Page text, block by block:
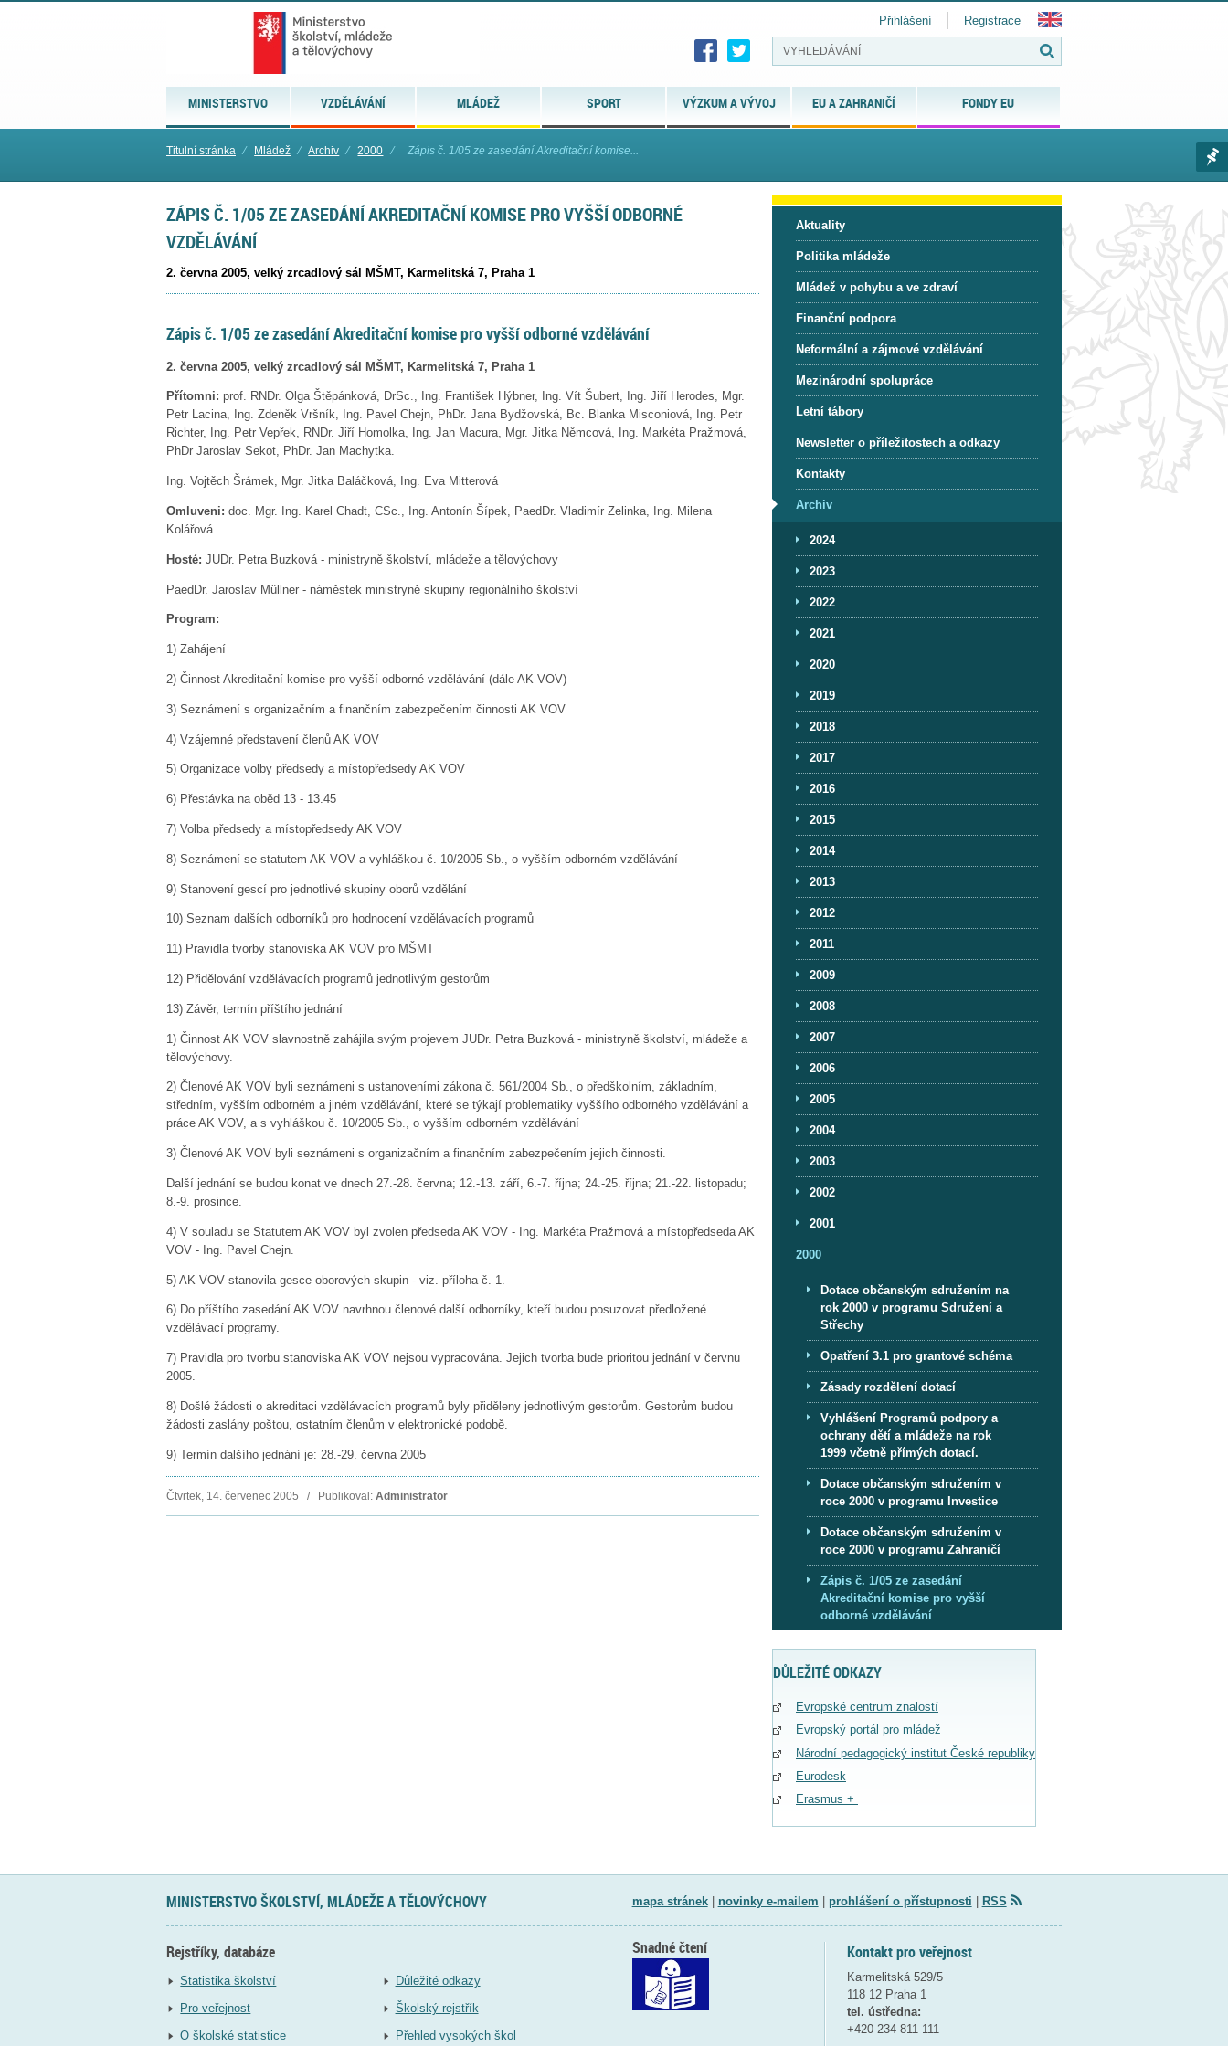
MINISTERSTVO VZDĚLÁVÁNÍ MLÁDEŽ SPORT VÝZKUM A VÝVOJ EU A ZAHRANIČÍ FONDY EU
Přihlášení Registrace
Titulní stránka ⁄ Mládež ⁄ Archiv ⁄ 2000 ⁄ Zápis č. 1/05 ze zasedání Akreditační komise...
ZÁPIS Č. 1/05 ZE ZASEDÁNÍ AKREDITAČNÍ KOMISE PRO VYŠŠÍ ODBORNÉ
VZDĚLÁVÁNÍ
2. června 2005, velký zrcadlový sál MŠMT, Karmelitská 7, Praha 1
Zápis č. 1/05 ze zasedání Akreditační komise pro vyšší odborné vzdělávání
2. června 2005, velký zrcadlový sál MŠMT, Karmelitská 7, Praha 1
Přítomni: prof. RNDr. Olga Štěpánková, DrSc., Ing. František Hýbner, Ing. Vít Šubert, Ing. Jiří Herodes, Mgr.
Petr Lacina,
Ing. Zdeněk Vršník, Ing. Pavel Chejn, PhDr. Jana Bydžovská, Bc. Blanka Misconiová, Ing. Petr
Richter, Ing. Petr Vepřek, RNDr. Jiří Homolka, Ing. Jan Macura, Mgr. Jitka Němcová, Ing. Markéta Pražmová,
PhDr Jaroslav Sekot, PhDr. Jan Machytka.
Ing. Vojtěch Šrámek, Mgr. Jitka Baláčková, Ing. Eva Mitterová
Omluveni: doc. Mgr. Ing. Karel Chadt, CSc., Ing. Antonín Šípek, PaedDr. Vladimír Zelinka, Ing. Milena
Kolářová
Hosté: JUDr. Petra Buzková - ministryně školství, mládeže a tělovýchovy
PaedDr. Jaroslav Müllner - náměstek ministryně skupiny regionálního školství
Program:
1) Zahájení
2) Činnost Akreditační komise pro vyšší odborné vzdělávání (dále AK VOV)
3) Seznámení s organizačním a finančním zabezpečením činnosti AK VOV
4) Vzájemné představení členů AK VOV
5) Organizace volby předsedy a místopředsedy AK VOV
6) Přestávka na oběd 13 - 13.45
7) Volba předsedy a místopředsedy AK VOV
8) Seznámení se statutem AK VOV a vyhláškou č. 10/2005 Sb., o vyšším odborném vzdělávání
9) Stanovení gescí pro jednotlivé skupiny oborů vzdělání
10) Seznam dalších odborníků pro hodnocení vzdělávacích programů
11) Pravidla tvorby stanoviska AK VOV pro MŠMT
12) Přidělování vzdělávacích programů jednotlivým gestorům
13) Závěr, termín příštího jednání
1) Činnost AK VOV slavnostně zahájila svým projevem JUDr. Petra Buzková - ministryně školství, mládeže a
tělovýchovy.
2) Členové AK VOV byli seznámeni s ustanoveními zákona č. 561/2004 Sb., o předškolním, základním,
středním, vyšším odborném a jiném vzdělávání, které se týkají problematiky vyššího odborného vzdělávání a
práce AK VOV, a s vyhláškou č. 10/2005 Sb., o vyšším odborném vzdělávání
3) Členové AK VOV byli seznámeni s organizačním a finančním zabezpečením jejich činnosti.
Další jednání se budou konat ve dnech 27.-28. června; 12.-13. září, 6.-7. října; 24.-25. října; 21.-22. listopadu;
8.-9. prosince.
4) V souladu se Statutem AK VOV byl zvolen předseda AK VOV - Ing. Markéta Pražmová a místopředseda AK
VOV - Ing. Pavel Chejn.
5) AK VOV stanovila gesce oborových skupin - viz. příloha č. 1.
6) Do příštího zasedání AK VOV navrhnou členové další odborníky, kteří budou posuzovat předložené
vzdělávací programy.
7) Pravidla pro tvorbu stanoviska AK VOV nejsou vypracována. Jejich tvorba bude prioritou jednání v červnu
2005.
8) Došlé žádosti o akreditaci vzdělávacích programů byly přiděleny jednotlivým gestorům. Gestorům budou
žádosti zaslány poštou, ostatním členům v elektronické podobě.
9) Termín dalšího jednání je: 28.-29. června 2005
Čtvrtek, 14. červenec 2005 / Publikoval: Administrator
Aktuality
Politika mládeže
Mládež v pohybu a ve zdraví
Finanční podpora
Neformální a zájmové vzdělávání
Mezinárodní spolupráce
Letní tábory
Newsletter o příležitostech a odkazy
Kontakty
Archiv
2024
2023
2022
2021
2020
2019
2018
2017
2016
2015
2014
2013
2012
2011
2009
2008
2007
2006
2005
2004
2003
2002
2001
2000
Dotace občanským sdružením na
rok 2000 v programu Sdružení a
Střechy
Opatření 3.1 pro grantové schéma
Zásady rozdělení dotací
Vyhlášení Programů podpory a
ochrany dětí a mládeže na rok
1999 včetně přímých dotací.
Dotace občanským sdružením v
roce 2000 v programu Investice
Dotace občanským sdružením v
roce 2000 v programu Zahraničí
Zápis č. 1/05 ze zasedání
Akreditační komise pro vyšší
odborné vzdělávání
DŮLEŽITÉ ODKAZY
Evropské centrum znalostí
Evropský portál pro mládež
Národní pedagogický institut České republiky
Eurodesk
Erasmus +
MINISTERSTVO ŠKOLSTVÍ, MLÁDEŽE A TĚLOVÝCHOVY mapa stránek| novinky e-mailem prohlášení o přístupnosti RSS
Rejstříky, databáze
Statistika školství
Pro veřejnost
O školské statistice
Důležité odkazy
Školský rejstřík
Přehled vysokých škol
Kontakt pro veřejnost
Karmelitská 529/5
118 12 Praha 1
tel. ústředna:
+420 234 811 111
Snadné čtení